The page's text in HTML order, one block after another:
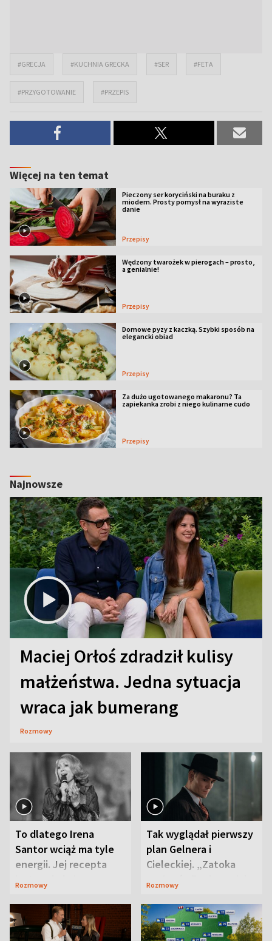
#GRECJA #KUCHNIA GRECKA #SER #FETA
#PRZYGOTOWANIE #PRZEPIS
Więcej na ten temat
Pieczony ser koryciński na buraku z
miodem. Prosty pomysł na wyraziste
danie
Przepisy
Wędzony twarożek w pierogach – prosto,
a genialnie!
Przepisy
Domowe pyzy z kaczką. Szybki sposób na
elegancki obiad
Przepisy
Za dużo ugotowanego makaronu? Ta
zapiekanka zrobi z niego kulinarne cudo
Przepisy
Najnowsze
Maciej Orłoś zdradził kulisy
małżeństwa. Jedna sytuacja
wraca jak bumerang
Rozmowy
To dlatego Irena
Santor wciąż ma tyle
energii. Jej recepta
jest zaskakująco
Rozmowy
Tak wyglądał pierwszy
plan Gelnera i
Cieleckiej. „Zatoka
szpiegów” od razu ich
Rozmowy